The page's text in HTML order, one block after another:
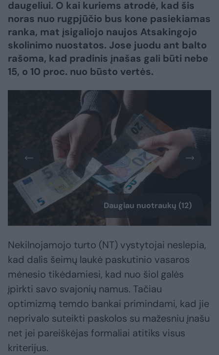
daugeliui. O kai kuriems atrodė, kad šis
noras nuo rugpjūčio bus kone pasiekiamas
ranka, mat įsigaliojo naujos Atsakingojo
skolinimo nuostatos. Jose juodu ant balto
rašoma, kad pradinis įnašas gali būti nebe
15, o 10 proc. nuo būsto vertės.
Daugiau nuotraukų (12)
Nekilnojamojo turto (NT) vystytojai neslepia,
kad dalis šeimų laukė paskutinio vasaros
mėnesio tikėdamiesi, kad nuo šiol galės
įpirkti savo svajonių namus. Tačiau
optimizmą temdo bankai primindami, kad jie
neprivalo suteikti paskolos su mažesniu įnašu
net jei pareiškėjas formaliai atitiks visus
kriterijus.